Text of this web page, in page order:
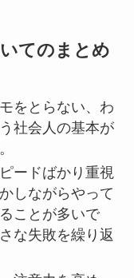
てのまとめ
をとらない、わ
社会人の基本が
ードばかり重視
しながらやって
ことが多いで
な失敗を繰り返